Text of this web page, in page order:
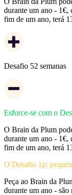
durante um ano - 1€,
fim de um ano, terá
Desafio 52 semanas
Esforce-se com o
O Brain da Plum
durante um ano - 1€,
fim de um ano, terá
O Desafio 1p:
Peça ao Brain da
durante um ano -